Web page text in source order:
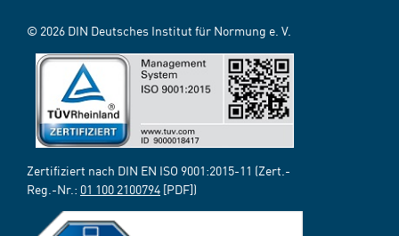
© 2026 DIN Deutsches Institut für Normung e. V.
Zertifiziert nach DIN EN ISO 9001:2015-11 (Zert.-
Reg.-Nr.: 01 100 2100794 [PDF])